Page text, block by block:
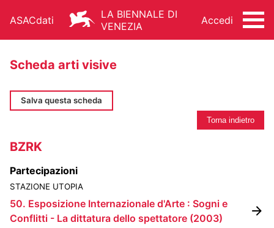
ASACdati
LA BIENNALE DI
VENEZIA
Accedi
ARCHITETTURA
DANZA
MUSICA
ALTRE ATTIVITÀ
Scheda arti visive
Salva questa scheda
Torna indietro
BZRK
Partecipazioni
STAZIONE UTOPIA
50. Esposizione Internazionale d'Arte : Sogni e
Conflitti - La dittatura dello spettatore (2003)